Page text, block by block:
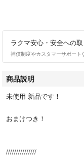
ラクマ安心・安全への
補償制度やカスタマーサポート
商品説明
未使用 新品です！
おまけつき！
///////////////